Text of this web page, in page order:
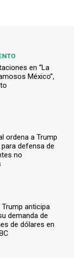
en “La
México”,
ordena a Trump
defensa de
no
Trump anticipa
demanda de
de dólares en